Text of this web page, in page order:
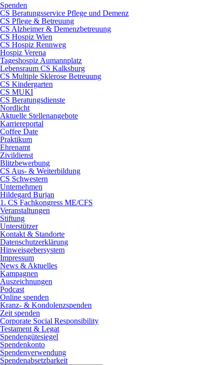
Spenden
CS Beratungsservice Pflege und Demenz
CS Pflege & Betreuung
CS Alzheimer & Demenzbetreuung
CS Hospiz Wien
CS Hospiz Rennweg
Hospiz Verena
Tageshospiz Aumannplatz
Lebensraum CS Kalksburg
CS Multiple Sklerose Betreuung
CS Kindergarten
CS MUKI
CS Beratungsdienste
Nordlicht
Aktuelle Stellenangebote
Karriereportal
Coffee Date
Praktikum
Ehrenamt
Zivildienst
Blitzbewerbung
CS Aus- & Weiterbildung
CS Schwestern
Unternehmen
Hildegard Burjan
1. CS Fachkongress ME/CFS
Veranstaltungen
Stiftung
Unterstützer
Kontakt & Standorte
Datenschutzerklärung
Hinweisgebersystem
Impressum
News & Aktuelles
Kampagnen
Auszeichnungen
Podcast
Online spenden
Kranz- & Kondolenzspenden
Zeit spenden
Corporate Social Responsibility
Testament & Legat
Spendengütesiegel
Spendenkonto
Spendenverwendung
Spendenabsetzbarkeit